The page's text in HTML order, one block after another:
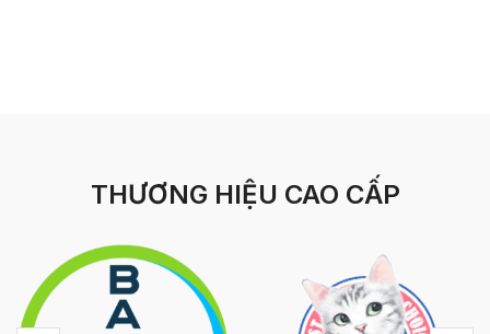
THƯƠNG HIỆU CAO CẤP